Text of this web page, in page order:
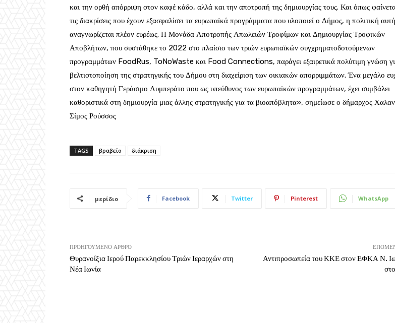
και την ορθή απόρριψη στον καφέ κάδο, αλλά και την αποτροπή της δημιουργίας τους. Και όπως
τις διακρίσεις που έχουν εξασφαλίσει τα ευρωπαϊκά προγράμματα που υλοποιεί ο Δήμος, η πολιτική αυτή
αναγνωρίζεται πλέον ευρέως. Η Μονάδα Αποτροπής Απωλειών Τροφίμων και Δημιουργίας Τροφικών
Αποβλήτων, που συστάθηκε το 2022 στο πλαίσιο των τριών ευρωπαϊκών συγχρηματοδοτούμενων
προγραμμάτων FoodRus, ToNoWaste και Food Connections, παράγει εξαιρετικά πολύτιμη γνώση
βελτιστοποίηση της στρατηγικής του Δήμου στη διαχείριση των οικιακών απορριμμάτων. Ένα μεγάλο
στον καθηγητή Γεράσιμο Λυμπεράτο που ως υπεύθυνος των ευρωπαϊκών προγραμμάτων, έχει συμβάλει
καθοριστικά στη δημιουργία μιας άλλης στρατηγικής για τα βιοαπόβλητα», σημείωσε ο δήμαρχος
Σίμος Ρούσσος
TAGS βραβείο διάκριση
μερίδιο Facebook Twitter Pinterest WhatsApp
ΠΡΟΗΓΟΎΜΕΝΟ ΆΡΘΡΟ
Θυρανοίξια Ιερού Παρεκκλησίου Τριών Ιεραρχών στη
Νέα Ιωνία
Αντιπροσωπεία του ΚΚΕ στον ΕΦΚΑ Ν.